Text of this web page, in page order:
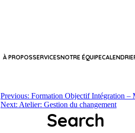
À PROPOSSERVICESNOTRE ÉQUIPE
Navigation
Previous: Formation Objectif Intégration –
Next: Atelier: Gestion du changement
Search